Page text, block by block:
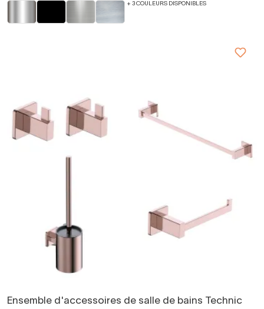
+ 3 COULEURS DISPONIBLES
Ensemble d'accessoires de salle de bains Technic